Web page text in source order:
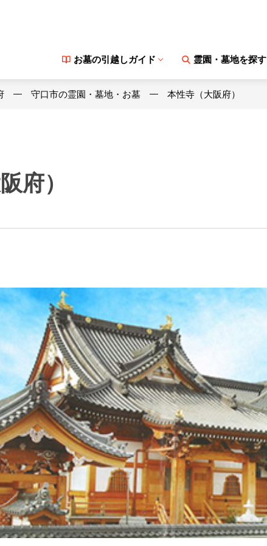
お墓の引越しガイド 霊園・墓地を探す
守口市の霊園・墓地・お墓 本性寺（大阪府）
府）